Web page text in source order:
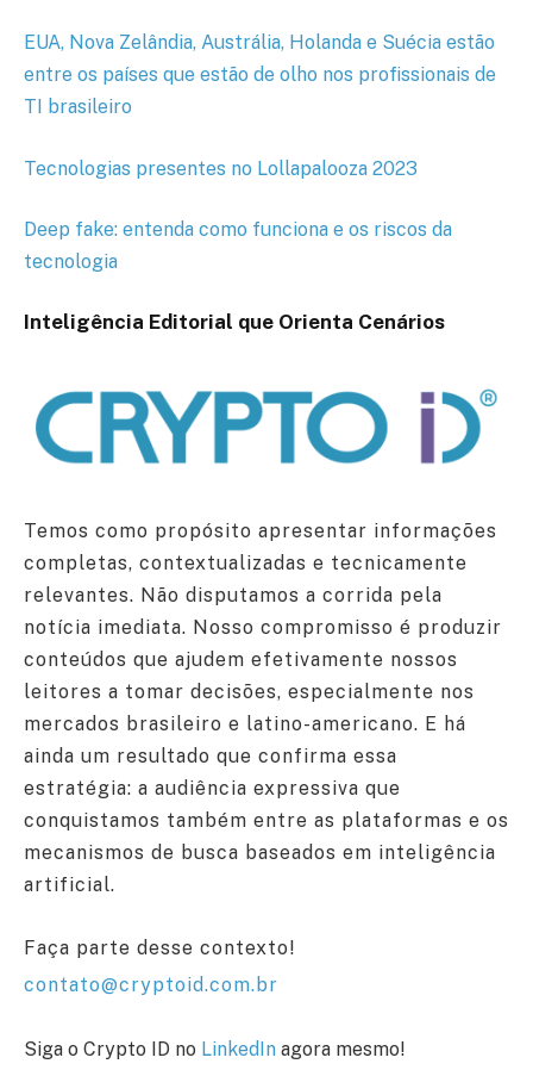
EUA, Nova Zelândia, Austrália, Holanda e Suécia estão
entre os países que estão de olho nos profissionais de
TI brasileiro
Tecnologias presentes no Lollapalooza 2023
Deep fake: entenda como funciona e os riscos da
tecnologia
Inteligência Editorial que Orienta Cenários
Temos como propósito apresentar informações
completas, contextualizadas e tecnicamente
relevantes. Não disputamos a corrida pela
notícia imediata. Nosso compromisso é produzir
conteúdos que ajudem efetivamente nossos
leitores a tomar decisões, especialmente nos
mercados brasileiro e latino-americano. E há
ainda um resultado que confirma essa
estratégia: a audiência expressiva que
conquistamos também entre as plataformas e os
mecanismos de busca baseados em inteligência
artificial.
Faça parte desse contexto!
contato@cryptoid.com.br
Siga o Crypto ID no LinkedIn agora mesmo!